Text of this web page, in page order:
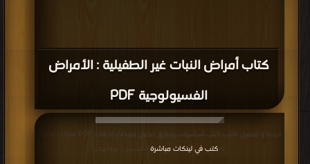
كتاب أمراض النبات غير الطفيلية : الأمراض
الفسيولوجية PDF
قراءة و تحميل كتاب كتاب أساسيات وطرق تحليل مبيدات الآفات PDF مجانا | مكتبة
> كتب في لينكات مباشرة | التحميل : مرة/مرات